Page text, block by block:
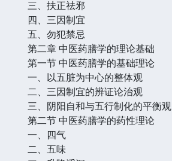
三、扶正祛邪
四、三因制宜
五、勿犯禁忌
第二章 中医药膳学的理论基础
第一节 中医药膳学的基础理论
一、以五脏为中心的整体观
二、三因制宜的辨证论治观
三、阴阳自和与五行制化的平衡观
第二节 中医药膳学的药性理论
一、四气
二、五味